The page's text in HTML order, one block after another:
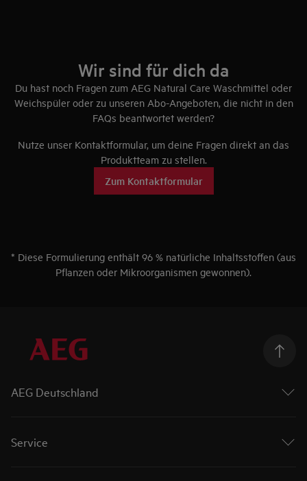
Wir sind für dich da
Du hast noch Fragen zum AEG Natural Care Waschmittel oder
Weichspüler oder zu unseren Abo-Angeboten, die nicht in den
FAQs beantwortet werden?
Nutze unser Kontaktformular, um deine Fragen direkt an das
Produktteam zu stellen.
Zum Kontaktformular
* Diese Formulierung enthält 96 % natürliche Inhaltsstoffen (aus
Pflanzen oder Mikroorganismen gewonnen).
AEG Deutschland
Aktuelle Themen
AEG Blog
Service